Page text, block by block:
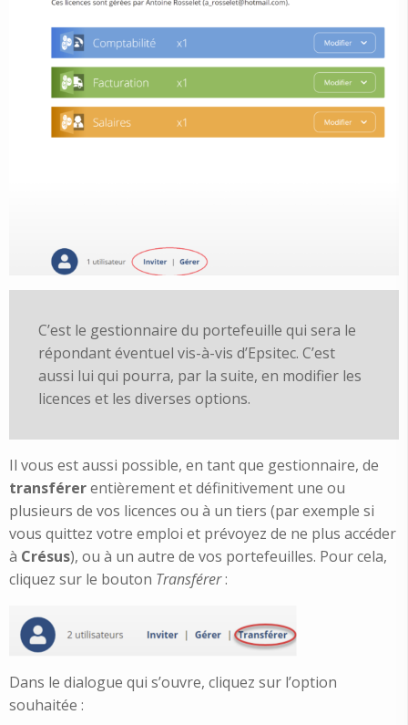
C’est le gestionnaire du portefeuille qui sera le
répondant éventuel vis-à-vis d’Epsitec. C’est
aussi lui qui pourra, par la suite, en modifier les
licences et les diverses options.
Il vous est aussi possible, en tant que gestionnaire, de
transférerentièrement et définitivement une ou
plusieurs de vos licences ou à un tiers (par exemple si
vous quittez votre emploi et prévoyez de ne plus accéder
à Crésus), ou à un autre de vos portefeuilles. Pour cela,
cliquez sur le bouton Transférer:
Dans le dialogue qui s’ouvre, cliquez sur l’option
souhaitée :